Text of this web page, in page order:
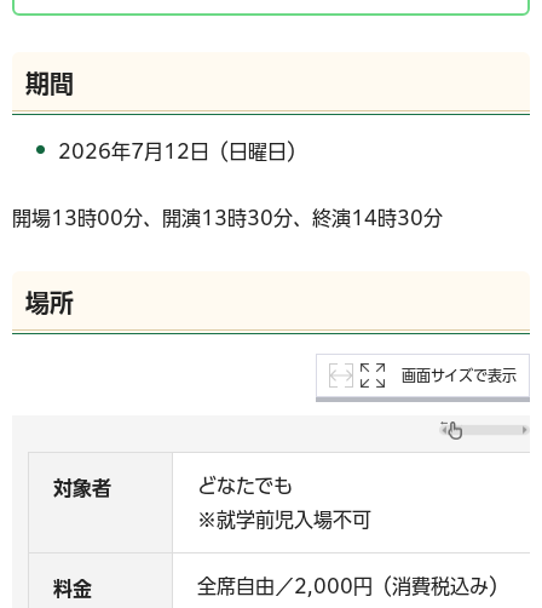
期間
2026年7月12日（日曜日）
開場13時00分、開演13時30分、終演14時30分
場所
画面サイズで表示
対象者
どなたでも
※就学前児入場不可
料金 全席自由／2,000円（消費税込み）